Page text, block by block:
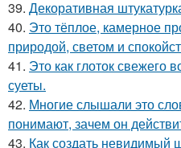
39. Декоративная
40. Это тёплое, камерное
природой, светом и
41. Это как глоток свежего
суеты.
42. Многие слышали это
понимают, зачем он
43. Как создать невидимый